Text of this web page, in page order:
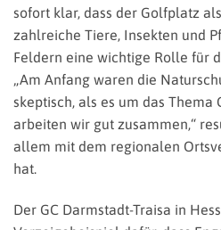
sofort klar, dass der Golfplatz
zahlreiche Tiere, Insekten und
Feldern eine wichtige Rolle für
„Am Anfang waren die
skeptisch, als es um das Thema
arbeiten wir gut zusammen,“
allem mit dem regionalen
hat.
Der GC Darmstadt-Traisa in